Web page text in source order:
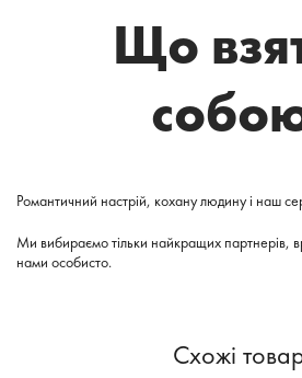
Що
Романтичний настрій, кохану людину і наш
Ми вибираємо тільки найкращих партнерів,
нами особисто.
Схожі